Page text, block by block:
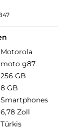
Motorola
moto g87
256 GB
8 GB
Smartphones
6,78 Zoll
Türkis